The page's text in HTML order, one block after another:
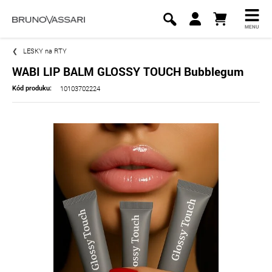
MENU
LESKY na RTY
WABI LIP BALM GLOSSY TOUCH Bubblegum
Kód produku: 10103702224